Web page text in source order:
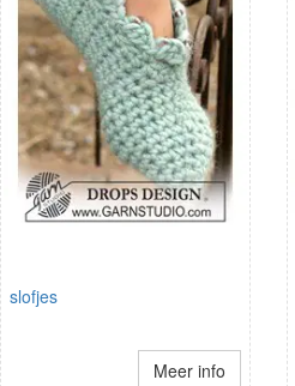
slofjes
Meer info